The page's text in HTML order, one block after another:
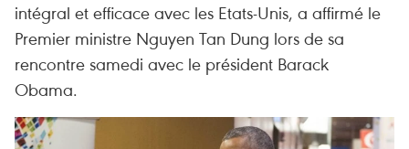
intégral et efficace avec les Etats-Unis, a affirmé le
Premier ministre Nguyen Tan Dung lors de sa
rencontre samedi avec le président Barack
Obama.